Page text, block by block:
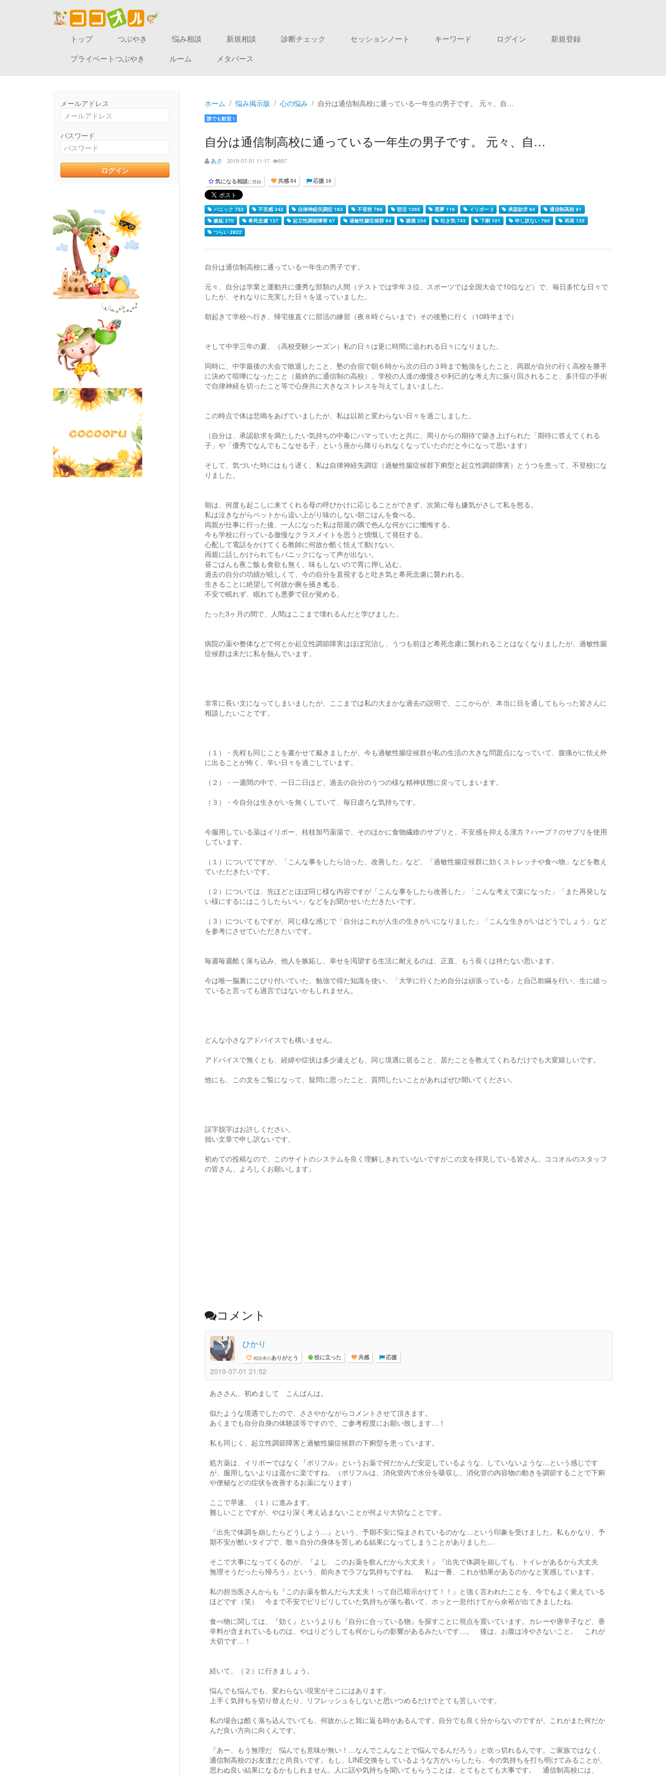
トップ つぶやき 悩み相談 新規相談 診断チェック セッションノート キーワード ログイン
新規登録
プライベートつぶやき
ルーム メタバース
メールアドレス
パスワード
ホーム 悩み掲示版 心の悩み 自分は通信制高校に通っている一年生の男子です。 元々、自…
誰でも歓迎 !
自分は通信制高校に通っている一年生の男子です。 元々、自…
あさ 2019-07-01 11:17 897
気になる相談に登録 共感 84 応援 10
パニック 752 不安感 342 自律神経失調症 163 不登校 768 部活 1265 悪夢 116 イリボー 2 承認欲求 84
通信制高校 81
嫉妬 270
希死念慮 137 起立性調節障害 67 過敏性腸症候群 64 腹痛 254 吐き気 743 下痢 101 申し訳ない 760
再発 135
つらい 2822
自分は通信制高校に通っている一年生の男子です。
元々、自分は学業と運動共に優秀な部類の人間（テストでは学年３位、スポーツでは全国大会で10位など）で、毎日多忙な日々で
したが、それなりに充実した日々を送っていました。
朝起きて学校へ行き、帰宅後直ぐに部活の練習（夜８時ぐらいまで）その後塾に行く（10時半まで）
そして中学三年の夏、（高校受験シーズン）私の日々は更に時間に追われる日々になりました。
同時に、中学最後の大会で敗退したこと、塾の合宿で朝６時から次の日の３時まで勉強をしたこと、両親が自分の行く高校を勝手
に決めて喧嘩になったこと（最終的に通信制の高校）、学校の人達の傲慢さや利己的な考え方に振り回されること、多汗症の手術
で自律神経を切ったこと等で心身共に大きなストレスを与えてしまいました。
この時点で体は悲鳴をあげていましたが、私は以前と変わらない日々を過ごしました。
（自分は、承認欲求を満たしたい気持ちの中毒にハマっていたと共に、周りからの期待で築き上げられた「期待に答えてくれる
子」や「優秀でなんでもこなせる子」という座から降りられなくなっていたのだと今になって思います）
そして、気づいた時にはもう遅く、私は自律神経失調症（過敏性腸症候群下痢型と起立性調節障害）とうつを患って、不登校にな
りました。
朝は、何度も起こしに来てくれる母の呼びかけに応じることができず、次第に母も嫌気がさして私を怒る。
私は泣きながらベットから這い上がり味のしない朝ごはんを食べる。
両親が仕事に行った後、一人になった私は部屋の隅で色んな何かにに懺悔する。
今も学校に行っている傲慢なクラスメイトを思うと憤慨して発狂する。
心配して電話をかけてくる教師に何故か酷く怯えて動けない。
両親に話しかけられてもパニックになって声が出ない。
昼ごはんも夜ご飯も食欲も無く、味もしないので胃に押し込む。
過去の自分の功績が眩しくて、今の自分を直視すると吐き気と希死念慮に襲われる。
生きることに絶望して何故か腕を掻き毟る。
不安で眠れず、眠れても悪夢で目が覚める。
たった3ヶ月の間で、人間はここまで壊れるんだと学びました。
病院の薬や整体などで何とか起立性調節障害はほぼ完治し、うつも前ほど希死念慮に襲われることはなくなりましたが、過敏性腸
症候群は未だに私を蝕んでいます。
非常に長い文になってしまいましたが、ここまでは私の大まかな過去の説明で、ここからが、本当に目を通してもらった皆さんに
相談したいことです。
（１）・先程も同じことを書かせて戴きましたが、今も過敏性腸症候群が私の生活の大きな問題点になっていて、腹痛がに怯え外
に出ることが怖く、辛い日々を過ごしています。
（２）・一週間の中で、一日二日ほど、過去の自分のうつの様な精神状態に戻ってしまいます。
（３）・今自分は生きがいを無くしていて、毎日虚ろな気持ちです。
今服用している薬はイリボー、桂枝加芍薬湯で、そのほかに食物繊維のサプリと、不安感を抑える漢方？ハーブ？のサプリを使用
しています。
（１）についてですが、「こんな事をしたら治った、改善した」など、「過敏性腸症候群に効くストレッチや食べ物」などを教え
ていただきたいです。
（２）については、先ほどとほぼ同じ様な内容ですが「こんな事をしたら改善した」「こんな考えで楽になった」「また再発しな
い様にするにはこうしたらいい」などをお聞かせいただきたいです。
（３）についてもですが、同じ様な感じで「自分はこれが人生の生きがいになりました」「こんな生きがいはどうでしょう」など
を参考にさせていただきたいです。
毎週毎週酷く落ち込み、他人を嫉妬し、幸せを渇望する生活に耐えるのは、正直、もう長くは持たない思います。
今は唯一脳裏にこびり付いていた、勉強で得た知識を使い、「大学に行くため自分は頑張っている」と自己欺瞞を行い、生に縋っ
ていると言っても過言ではないかもしれません。
どんな小さなアドバイスでも構いません。
アドバイスで無くとも、経緯や症状は多少違えども、同じ境遇に居ること、居たことを教えてくれるだけでも大変嬉しいです。
他にも、この文をご覧になって、疑問に思ったこと、質問したいことがあればぜひ聞いてください。
誤字脱字はお許しください。
拙い文章で申し訳ないです。
初めての投稿なので、このサイトのシステムを良く理解しきれていないですがこの文を拝見している皆さん、ココオルのスタッフ
の皆さん、よろしくお願いします。
コメント
ひかり
相談者がありがとう 役に立った 共感 応援
2019-07-01 21:52
あささん、初めまして こんばんは。
似たような境遇でしたので、ささやかながらコメントさせて頂きます。
あくまでも自分自身の体験談等ですので、ご参考程度にお願い致します…！
私も同じく、起立性調節障害と過敏性腸症候群の下痢型を患っています。
処方薬は、イリボーではなく『ポリフル』というお薬で何だかんだ安定しているような、していないような…という感じです
が、服用しないよりは遥かに楽ですね。（ポリフルは、消化管内で水分を吸収し、消化管の内容物の動きを調節することで下痢
や便秘などの症状を改善するお薬になります）
ここで早速、（１）に進みます。
難しいことですが、やはり深く考え込まないことが何より大切なことです。
『出先で体調を崩したらどうしよう…』という、予期不安に悩まされているのかな…という印象を受けました。私もかなり、予
期不安が酷いタイプで、散々自分の身体を苦しめる結果になってしまうことがありました…
そこで大事になってくるのが、『よし このお薬を飲んだから大丈夫！』『出先で体調を崩しても、トイレがあるから大丈夫
無理そうだったら帰ろう』という、前向きでラフな気持ちですね。 私は一番、これが効果があるのかなと実感しています。
私の担当医さんからも『このお薬を飲んだら大丈夫！って自己暗示かけて！！』と強く言われたことを、今でもよく覚えている
ほどです（笑） 今まで不安でピリピリしていた気持ちが落ち着いて、ホッと一息付けてから余裕が出てきましたね。
食べ物に関しては、『効く』というよりも『自分に合っている物』を探すことに視点を置いています。カレーや唐辛子など、香
辛料が含まれているものは、やはりどうしても何かしらの影響があるみたいです…。 後は、お腹は冷やさないこと。 これが
大切です…！
続いて、（２）に行きましょう。
悩んでも悩んでも、変わらない現実がそこにはあります。
上手く気持ちを切り替えたり、リフレッシュをしないと思いつめるだけでとても苦しいです。
私の場合は酷く落ち込んでいても、何故かふと我に返る時があるんです。自分でも良く分からないのですが、これがまた何だか
んだ良い方向に向くんです。
『あー、もう無理だ 悩んでも意味が無い！…なんでこんなことで悩んでるんだろう』と吹っ切れるんです。ご家族ではなく、
通信制高校のお友達だと尚良いです。もし、LINE交換をしているような方がいらしたら、今の気持ちを打ち明けてみることが、
思わぬ良い結果になるかもしれません。人に話や気持ちを聞いてもらうことは、とてもとても大事です。 通信制高校には、